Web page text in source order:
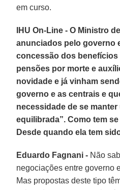
em curso.
IHU On-Line - O Ministro
anunciados pelo governo
concessão dos
pensões por morte e
novidade e já vinham
governo e as centrais e
necessidade de se
equilibrada”. Como tem
Desde quando ela tem
Eduardo Fagnani - Não
negociações entre governo
Mas propostas deste tipo